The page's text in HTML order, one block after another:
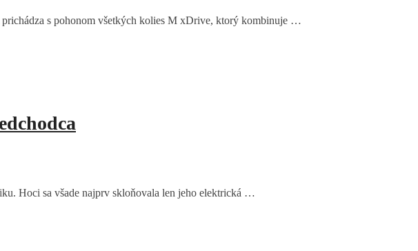
s pohonom všetkých kolies M xDrive, ktorý kombinuje …
Hoci sa všade najprv skloňovala len jeho elektrická …